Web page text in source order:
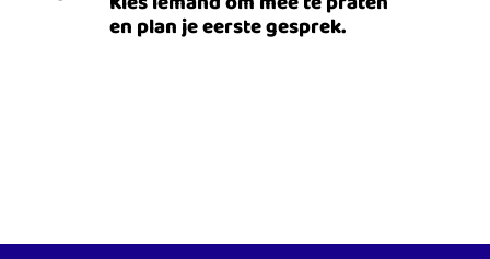
en plan je eerste gesprek.